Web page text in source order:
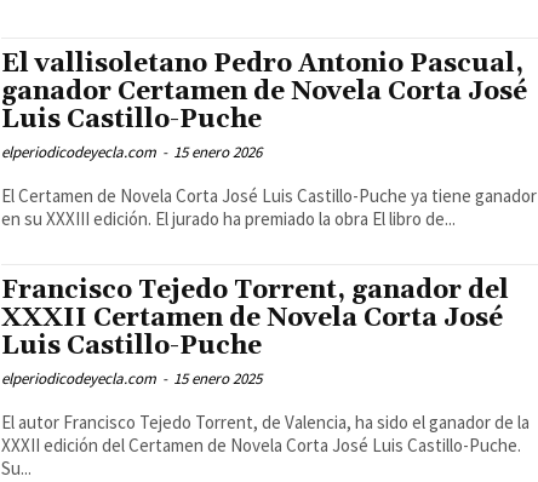
El vallisoletano Pedro Antonio Pascual,
ganador Certamen de Novela Corta José
Luis Castillo-Puche
elperiodicodeyecla.com - 15 enero 2026
El Certamen de Novela Corta José Luis Castillo-Puche ya tiene ganador
en su XXXIII edición. El jurado ha premiado la obra El libro de...
Francisco Tejedo Torrent, ganador del
XXXII Certamen de Novela Corta José
Luis Castillo-Puche
elperiodicodeyecla.com - 15 enero 2025
El autor Francisco Tejedo Torrent, de Valencia, ha sido el ganador de la
XXXII edición del Certamen de Novela Corta José Luis Castillo-Puche.
Su...